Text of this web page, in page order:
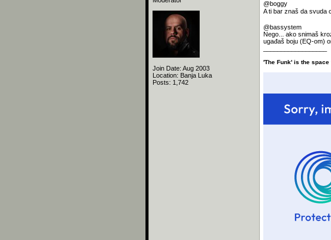
Join Date: Aug 2003
Location: Banja Luka
Posts: 1,742
@boggy
A ti bar znaš da svuda
@bassystem
Nego... ako snimaš
ugađaš boju (EQ-om)
'The Funk' is the